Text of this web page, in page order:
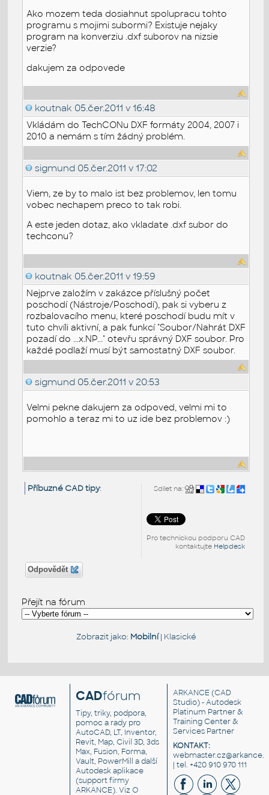
Ako mozem teda dosiahnut spolupracu tohto
programu s mojimi subormi? Existuje nejaky
program na konverziu .dxf suborov na nizsie
verzie?
dakujem za odpovede
koutnak 05.čer.2011 v 16:48
Vkládám do TechCONu DXF formáty 2004, 2007 i
2010 a nemám s tím žádný problém.
sigmund 05.čer.2011 v 17:02
Viem, ze by to malo ist bez problemov, len tomu
vobec nechapem preco to tak robi.
A este jeden dotaz, ako vkladate .dxf subor do
techconu?
koutnak 05.čer.2011 v 19:59
Nejprve založím v zakázce příslušný počet
poschodí (Nástroje/Poschodí), pak si vyberu z
rozbalovacího menu, které poschodí budu mít v
tuto chvíli aktivní, a pak funkcí "Soubor/Nahrát DXF
pozadí do ...x.NP..." otevřu správný DXF soubor. Pro
každé podlaží musí být samostatný DXF soubor.
sigmund 05.čer.2011 v 20:53
Velmi pekne dakujem za odpoved, velmi mi to
pomohlo a teraz mi to uz ide bez problemov :)
Sdílet na:
Pro technickou podporu CAD
kontaktujte Helpdesk
Příbuzné CAD tipy:
Odpovědět
Přejít na fórum
Zobrazit jako: Mobilní| Klasické
CADfórum
Tipy, triky, podpora,
pomoc a rady pro
AutoCAD, LT, Inventor,
Revit, Map, Civil 3D, 3ds
Max, Fusion, Forma,
Vault, PowerMill a další
Autodesk aplikace
(support firmy
ARKANCE). VizO
ARKANCE (CAD
Studio) - Autodesk
Platinum Partner &
Training Center &
Services Partner
KONTAKT:
| tel. +420 910 970 111